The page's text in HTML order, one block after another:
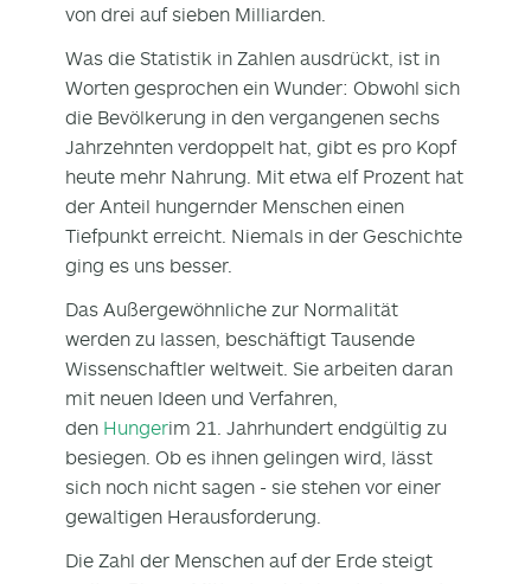
von drei auf sieben Milliarden.
Was die Statistik in Zahlen ausdrückt, ist in
Worten gesprochen ein Wunder: Obwohl sich
die Bevölkerung in den vergangenen sechs
Jahrzehnten verdoppelt hat, gibt es pro Kopf
heute mehr Nahrung. Mit etwa elf Prozent hat
der Anteil hungernder Menschen einen
Tiefpunkt erreicht. Niemals in der Geschichte
ging es uns besser.
Das Außergewöhnliche zur Normalität
werden zu lassen, beschäftigt Tausende
Wissenschaftler weltweit. Sie arbeiten daran
mit neuen Ideen und Verfahren,
den Hungerim 21. Jahrhundert endgültig zu
besiegen. Ob es ihnen gelingen wird, lässt
sich noch nicht sagen - sie stehen vor einer
gewaltigen Herausforderung.
Die Zahl der Menschen auf der Erde steigt